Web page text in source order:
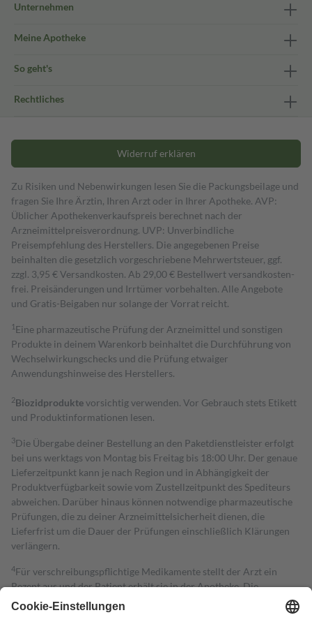
Unternehmen
Meine Apotheke
So geht's
Rechtliches
Widerruf erklären
Zu Risiken und Nebenwirkungen lesen Sie die Packungsbeilage und
fragen Sie Ihre Ärztin, Ihren Arzt oder in Ihrer Apotheke. AVP:
Üblicher Apothekenverkaufspreis berechnet nach der
Arzneimittelpreisverordnung. UVP: Unverbindliche
Preisempfehlung des Herstellers. Die angegebenen Preise
beinhalten die gesetzlich vorgeschriebene Mehrwertsteuer, ggf.
zzgl. 3,95 € Versandkosten. Ab 29,00 € Bestell­wert versand­kosten­
frei. Preisänderungen und Irrtümer vorbehalten. Alle Angebote
und Gratis-Beigaben nur solange der Vorrat reicht.
1 Eine pharmazeutische Prüfung der Arzneimittel und sonstigen
Produkte in deinem Warenkorb beinhaltet die Durchführung von
Wechselwirkungschecks und die Prüfung etwaiger
Anwendungshinweise des Herstellers.
2Biozidproduktevorsichtig verwenden. Vor Gebrauch stets Etikett
und Produktinformationen lesen.
3Die Übergabe deiner Bestellung an den Paketdienstleister erfolgt
bei uns werktags von Montag bis Freitag bis 18:00 Uhr. Der genaue
Lieferzeitpunkt kann je nach Region und in Abhängigkeit der
Produktverfügbarkeit sowie vom Zustellzeitpunkt des Spediteurs
abweichen. Darüber hinaus können notwendige pharmazeutische
Prüfungen, die zu deiner Arzneimittelsicherheit dienen, die
Lieferfrist um die Dauer der Prüfungen einschließlich Klärungen
verlängern.
4Für verschreibungspflichtige Medikamente stellt der Arzt ein
Rezept aus und der Patient erhält sie in der Apotheke. Die
gesetzliche Krankenversicherung übernimmt in der Regel die
Kosten dafür, der Versicherte trägt einen Teil davon als Zuzahlung